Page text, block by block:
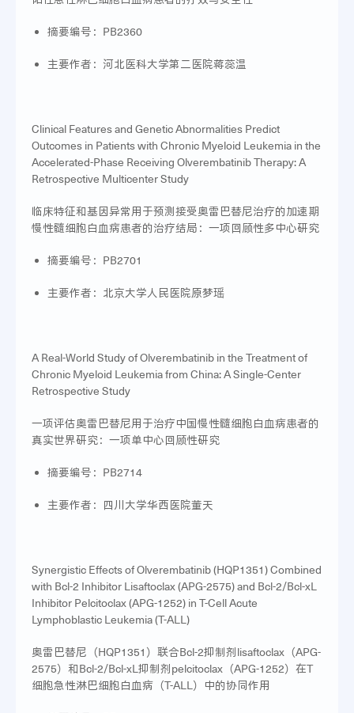
摘要编号：PB2360
主要作者：河北医科大学第二医院蒋蕊温
Clinical Features and Genetic Abnormalities Predict
Outcomes in Patients with Chronic Myeloid Leukemia in the
Accelerated-Phase Receiving Olverembatinib Therapy: A
Retrospective Multicenter Study
临床特征和基因异常用于预测接受奥雷巴替尼治疗的加速期
慢性髓细胞白血病患者的治疗结局：一项回顾性多中心研究
摘要编号：PB2701
主要作者：北京大学人民医院原梦瑶
A Real-World Study of Olverembatinib in the Treatment of
Chronic Myeloid Leukemia from China: A Single-Center
Retrospective Study
一项评估奥雷巴替尼用于治疗中国慢性髓细胞白血病患者的
真实世界研究：一项单中心回顾性研究
摘要编号：PB2714
主要作者：四川大学华西医院董天
Synergistic Effects of Olverembatinib (HQP1351) Combined
with Bcl-2 Inhibitor Lisaftoclax (APG-2575) and Bcl-2/Bcl-xL
Inhibitor Pelcitoclax (APG-1252) in T-Cell Acute
Lymphoblastic Leukemia (T-ALL)
奥雷巴替尼（HQP1351）联合Bcl-2抑制剂lisaftoclax（APG-
2575）和Bcl-2/Bcl-xL抑制剂pelcitoclax（APG-1252）在T
细胞急性淋巴细胞白血病（T-ALL）中的协同作用